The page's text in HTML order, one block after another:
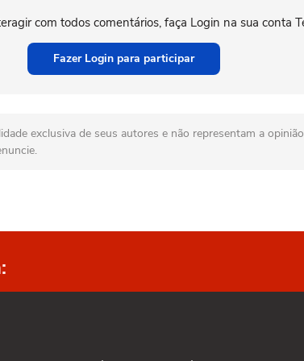
com todos comentários, faça Login na sua conta
Fazer Login para participar
exclusiva de seus autores e não representam a